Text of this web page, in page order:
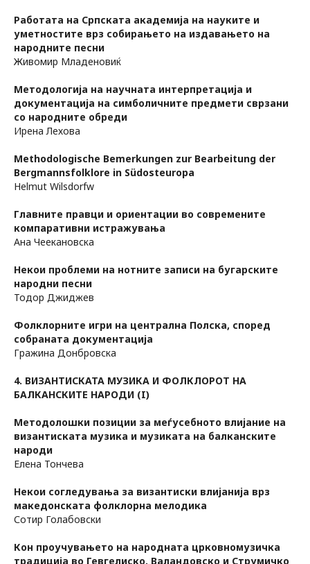
Работата на Српската академија на науките и
уметностите врз собирањето на издавањето на
народните песни
Живомир Младеновиќ
Методологија на научната интерпретација и
документација на симболичните предмети сврзани
со народните обреди
Ирена Лехова
Methodologische Bemerkungen zur Bearbeitung der
Bergmannsfolklore in Südosteuropa
Нelmut Wilsdorfw
Главните правци и ориентации во современите
компаративни истражувања
Ана Чеекановска
Некои проблеми на нотните записи на бугарските
народни песни
Тодор Джиджев
Фолклорните игри на централна Полска, според
собраната документација
Гражина Донбровска
4. ВИЗАНТИСКАТА МУЗИКА И ФОЛКЛОРОТ НА
БАЛКАНСКИТЕ НАРОДИ (I)
Методолошки позиции за меѓусебното влијание на
византиската музика и музиката на балканските
народи
Елена Тончева
Некои согледувања за византиски влијанија врз
македонската фолклорна мелодика
Сотир Голабовски
Кон проучувањето на народната црковномузичка
традиција во Гевгелиско, Валандовско и Струмичко